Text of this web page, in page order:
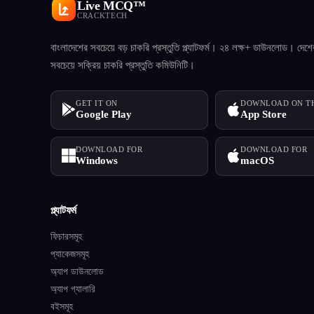
Live MCQ™
CRACKTECH
বাংলাদেশের সবচেয়ে বড় চাকরি প্রস্তুতি প্ল্যাটফর্ম। ২৪ লক্ষ+ ডাউনলোড।
সবচেয়ে সক্রিয় চাকরি প্রস্তুতি কমিউনিটি।
GET IT ON
Google Play
DOWNLOAD ON
App Store
DOWNLOAD FOR
Windows
DOWNLOAD FOR
macOS
প্ল্যাটফর্ম
ফিচারসমূহ
প্যাকেজসমূহ
অ্যাপ ডাউনলোড
অ্যাপ গ্যালারি
বইসমূহ